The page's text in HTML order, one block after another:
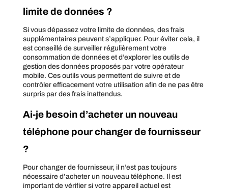
limite de données ?
Si vous dépassez votre limite de données, des frais
supplémentaires peuvent s’appliquer. Pour éviter cela, il
est conseillé de surveiller régulièrement votre
consommation de données et d’explorer les outils de
gestion des données proposés par votre opérateur
mobile. Ces outils vous permettent de suivre et de
contrôler efficacement votre utilisation afin de ne pas être
surpris par des frais inattendus.
Ai-je besoin d’acheter un nouveau
téléphone pour changer de fournisseur
?
Pour changer de fournisseur, il n’est pas toujours
nécessaire d’acheter un nouveau téléphone. Il est
important de vérifier si votre appareil actuel est